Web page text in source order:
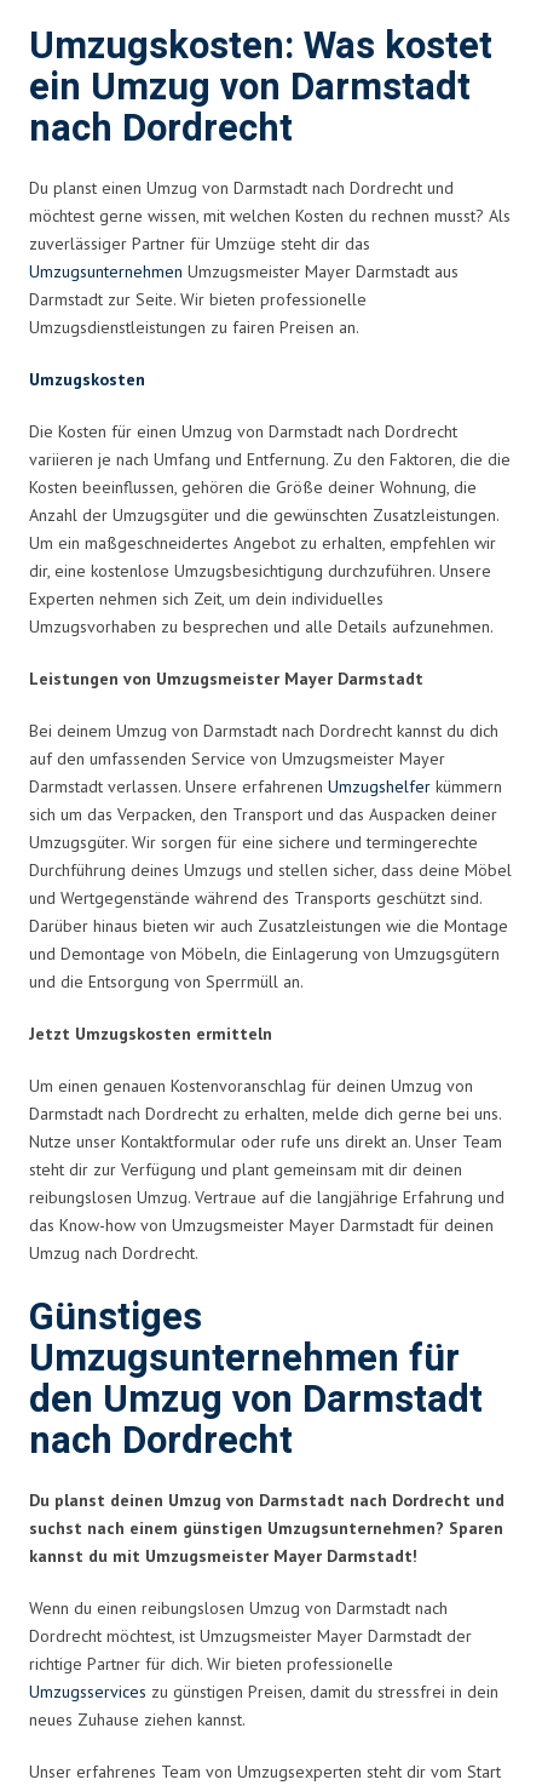
Umzugskosten: Was kostet
ein Umzug von Darmstadt
nach Dordrecht
Du planst einen Umzug von Darmstadt nach Dordrecht und
möchtest gerne wissen, mit welchen Kosten du rechnen musst? Als
zuverlässiger Partner für Umzüge steht dir das
Umzugsunternehmen Umzugsmeister Mayer Darmstadt aus
Darmstadt zur Seite. Wir bieten professionelle
Umzugsdienstleistungen zu fairen Preisen an.
Umzugskosten
Die Kosten für einen Umzug von Darmstadt nach Dordrecht
variieren je nach Umfang und Entfernung. Zu den Faktoren, die die
Kosten beeinflussen, gehören die Größe deiner Wohnung, die
Anzahl der Umzugsgüter und die gewünschten Zusatzleistungen.
Um ein maßgeschneidertes Angebot zu erhalten, empfehlen wir
dir, eine kostenlose Umzugsbesichtigung durchzuführen. Unsere
Experten nehmen sich Zeit, um dein individuelles
Umzugsvorhaben zu besprechen und alle Details aufzunehmen.
Leistungen von Umzugsmeister Mayer Darmstadt
Bei deinem Umzug von Darmstadt nach Dordrecht kannst du dich
auf den umfassenden Service von Umzugsmeister Mayer
Darmstadt verlassen. Unsere erfahrenen Umzugshelfer kümmern
sich um das Verpacken, den Transport und das Auspacken deiner
Umzugsgüter. Wir sorgen für eine sichere und termingerechte
Durchführung deines Umzugs und stellen sicher, dass deine Möbel
und Wertgegenstände während des Transports geschützt sind.
Darüber hinaus bieten wir auch Zusatzleistungen wie die Montage
und Demontage von Möbeln, die Einlagerung von Umzugsgütern
und die Entsorgung von Sperrmüll an.
Jetzt Umzugskosten ermitteln
Um einen genauen Kostenvoranschlag für deinen Umzug von
Darmstadt nach Dordrecht zu erhalten, melde dich gerne bei uns.
Nutze unser Kontaktformular oder rufe uns direkt an. Unser Team
steht dir zur Verfügung und plant gemeinsam mit dir deinen
reibungslosen Umzug. Vertraue auf die langjährige Erfahrung und
das Know-how von Umzugsmeister Mayer Darmstadt für deinen
Umzug nach Dordrecht.
Günstiges
Umzugsunternehmen für
den Umzug von Darmstadt
nach Dordrecht
Du planst deinen Umzug von Darmstadt nach Dordrecht und
suchst nach einem günstigen Umzugsunternehmen? Sparen
kannst du mit Umzugsmeister Mayer Darmstadt!
Wenn du einen reibungslosen Umzug von Darmstadt nach
Dordrecht möchtest, ist Umzugsmeister Mayer Darmstadt der
richtige Partner für dich. Wir bieten professionelle
Umzugsservices zu günstigen Preisen, damit du stressfrei in dein
neues Zuhause ziehen kannst.
Unser erfahrenes Team von Umzugsexperten steht dir vom Start